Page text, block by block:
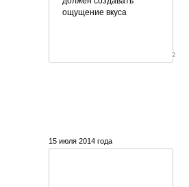
ощущение вкуса
2
15 июля 2014 года